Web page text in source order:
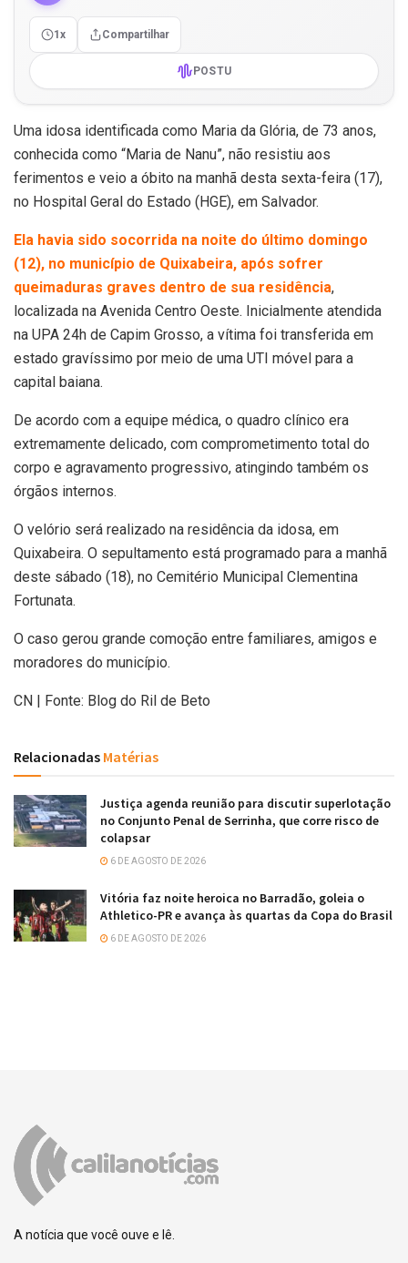
1x Compartilhar
POSTU
Uma idosa identificada como Maria da Glória, de 73 anos,
conhecida como “Maria de Nanu”, não resistiu aos
ferimentos e veio a óbito na manhã desta sexta-feira (17),
no Hospital Geral do Estado (HGE), em Salvador.
Ela havia sido socorrida na noite do último domingo
(12), no município de Quixabeira, após sofrer
queimaduras graves dentro de sua residência,
localizada na Avenida Centro Oeste. Inicialmente atendida
na UPA 24h de Capim Grosso, a vítima foi transferida em
estado gravíssimo por meio de uma UTI móvel para a
capital baiana.
De acordo com a equipe médica, o quadro clínico era
extremamente delicado, com comprometimento total do
corpo e agravamento progressivo, atingindo também os
órgãos internos.
O velório será realizado na residência da idosa, em
Quixabeira. O sepultamento está programado para a manhã
deste sábado (18), no Cemitério Municipal Clementina
Fortunata.
O caso gerou grande comoção entre familiares, amigos e
moradores do município.
CN | Fonte: Blog do Ril de Beto
Relacionadas Matérias
Justiça agenda reunião para discutir superlotação
no Conjunto Penal de Serrinha, que corre risco de
colapsar
6 DE AGOSTO DE 2026
Vitória faz noite heroica no Barradão, goleia o
Athletico-PR e avança às quartas da Copa do Brasil
6 DE AGOSTO DE 2026
A notícia que você ouve e lê.